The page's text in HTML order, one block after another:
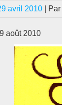
avril 2010 | Par
août 2010